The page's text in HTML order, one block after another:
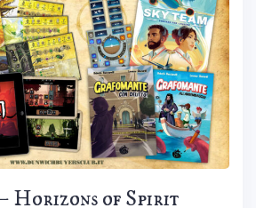
– Horizons of Spirit